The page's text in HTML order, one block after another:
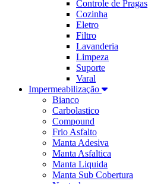
Controle de Pragas
Cozinha
Eletro
Filtro
Lavanderia
Limpeza
Suporte
Varal
Impermeabilização
Bianco
Carbolastico
Compound
Frio Asfalto
Manta Adesiva
Manta Asfaltica
Manta Liquida
Manta Sub Cobertura